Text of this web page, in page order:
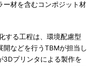
ー材を含むコンポジット材
する工程は、環境配慮型
などを行うTBMが担当し
3Dプリンタによる製作を